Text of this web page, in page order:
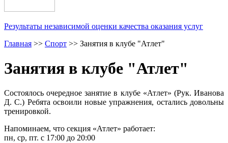
Результаты независимой оценки качества оказания услуг
Главная >> Спорт >> Занятия в клубе "Атлет"
Занятия в клубе "Атлет"
Состоялось очередное занятие в клубе «Атлет» (Рук. Иванова
Д. С.) Ребята освоили новые упражнения, остались довольны
тренировкой.
Напоминаем, что секция «Атлет» работает:
пн, ср, пт. с 17:00 до 20:00